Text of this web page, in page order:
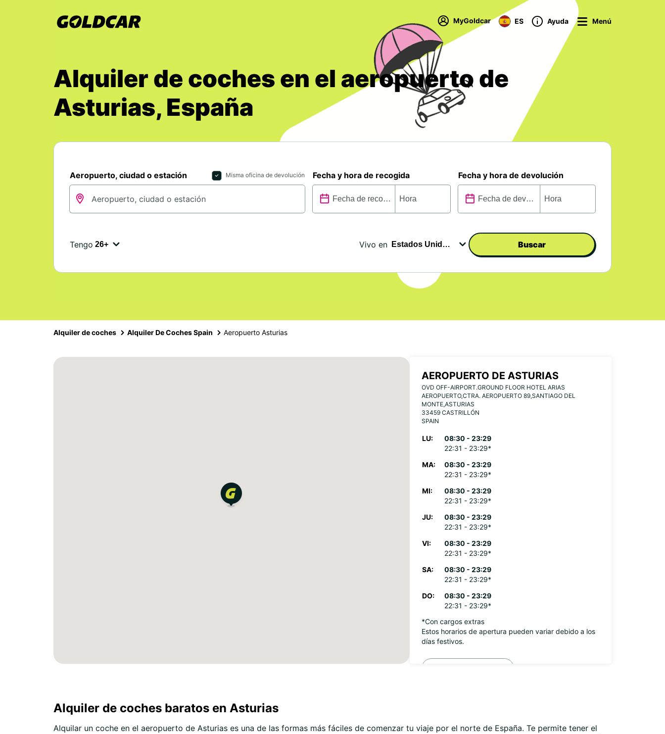
MyGoldcar ES Ayuda Menú
Alquiler de coches en el aeropuerto de
Asturias, España
Aeropuerto, ciudad o estación Misma oficina de devolución Fecha y hora de recogida Fecha y hora de devolución
Tengo Vivo en Buscar
Alquiler de coches Alquiler De Coches Spain Aeropuerto Asturias
AEROPUERTO DE ASTURIAS
OVD OFF-AIRPORT.GROUND FLOOR HOTEL ARIAS
AEROPUERTO,CTRA. AEROPUERTO 89,SANTIAGO DEL
MONTE,ASTURIAS
33459 CASTRILLÓN
SPAIN
LU:
08:30 - 23:29
22:31 - 23:29*
MA:
08:30 - 23:29
22:31 - 23:29*
MI:
08:30 - 23:29
22:31 - 23:29*
JU:
08:30 - 23:29
22:31 - 23:29*
VI:
08:30 - 23:29
22:31 - 23:29*
SA:
08:30 - 23:29
22:31 - 23:29*
DO:
08:30 - 23:29
22:31 - 23:29*
*Con cargos extras
Estos horarios de apertura pueden variar debido a los
días festivos.
Alquiler de coches baratos en Asturias
Alquilar un coche en el aeropuerto de Asturias es una de las formas más fáciles de comenzar tu viaje por el norte de España. Te permite tener el